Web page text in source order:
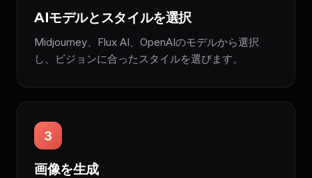
AIモデルとスタイルを選択
Midjourney、Flux AI、OpenAIのモデルから選択
し、ビジョンに合ったスタイルを選びます。
3
画像を生成